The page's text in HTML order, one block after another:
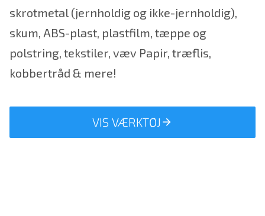
skrotmetal (jernholdig og ikke-jernholdig),
skum, ABS-plast, plastfilm, tæppe og
polstring, tekstiler, væv Papir, træflis,
kobbertråd & mere!
VIS VÆRKTØJ